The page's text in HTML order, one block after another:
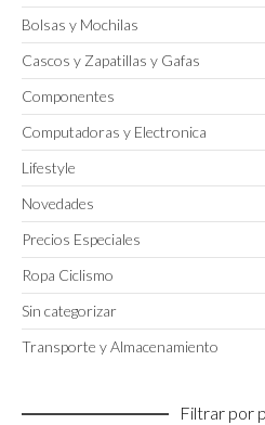
Bolsas y Mochilas
Cascos y Zapatillas y Gafas
Componentes
Computadoras y Electronica
Lifestyle
Novedades
Precios Especiales
Ropa Ciclismo
Sin categorizar
Transporte y Almacenamiento
Filtrar por